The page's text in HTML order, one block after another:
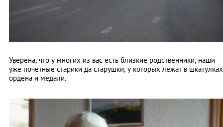
Уверена, что у многих из вас есть близкие родственники, наши
уже почетные старики да старушки, у которых лежат в шкатулках
ордена и медали.